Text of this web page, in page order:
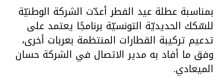
بمناسبة عطلة عيد الفطر أعدّت الشركة الوطنيّة
للسّكك الحديديّة التونسيّة برنامجًا يعتمد على
تدعيم تركيبة القطارات المنتظمة بعربات أخرى،
وفق ما أفاد به مدير الاتصال في الشركة حسان
الميعادي.